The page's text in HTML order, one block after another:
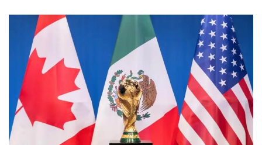
contenido